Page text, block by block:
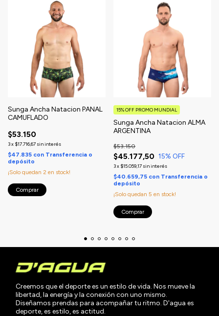
Sunga Ancha Natacion PANAL
CAMUFLADO
$53.150
3x $17.716,67 sin interés
$47.835 con Transferencia o
depósito
¡Solo quedan 2 en stock!
Comprar
Sunga Ancha Natacion ALMA
ARGENTINA
$45.177,50
$53.150
15% OFF
3x $15.059,17 sin interés
15% OFF PROMO MUNDIAL
$40.659,75 con Transferencia o
depósito
¡Solo quedan 5 en stock!
Comprar
Creemos que el deporte es un estilo de vida. Nos mueve la
libertad, la energía y la conexión con uno mismo.
Diseñamos prendas para acompañar tu ritmo. D'agua es
deporte, es estilo, es actitud.